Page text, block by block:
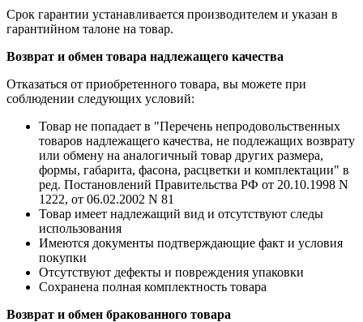
Срок гарантии устанавливается производителем и указан в
гарантийном талоне на товар.
Возврат и обмен товара надлежащего качества
Отказаться от приобретенного товара, вы можете при
соблюдении следующих условий:
Товар не попадает в "Перечень непродовольственных
товаров надлежащего качества, не подлежащих возврату
или обмену на аналогичный товар других размера,
формы, габарита, фасона, расцветки и комплектации" в
ред. Постановлений Правительства РФ от 20.10.1998 N
1222, от 06.02.2002 N 81
Товар имеет надлежащий вид и отсутствуют следы
использования
Имеются документы подтверждающие факт и условия
покупки
Отсутствуют дефекты и повреждения упаковки
Сохранена полная комплектность товара
Возврат и обмен бракованного товара